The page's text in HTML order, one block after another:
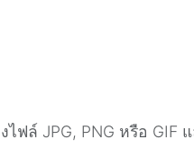
ฟล์ JPG, PNG หรือ